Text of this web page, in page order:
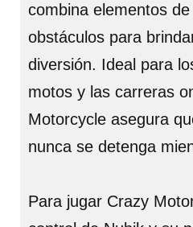
combina elementos
obstáculos para
diversión. Ideal para
motos y las carreras
Motorcycle asegura
nunca se detenga
Para jugar Crazy